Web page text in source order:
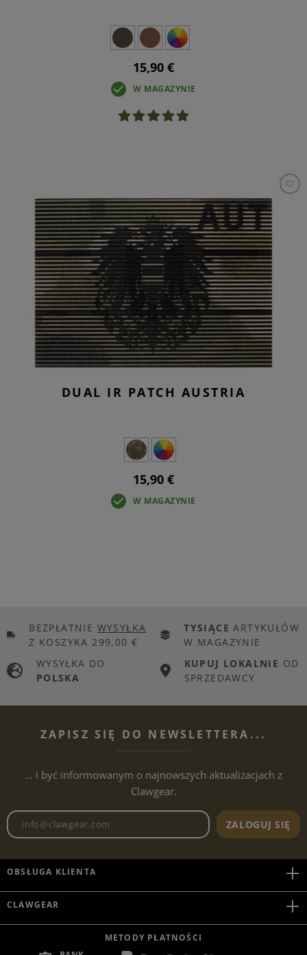
15,90 €
W MAGAZYNIE
DUAL IR PATCH AUSTRIA
15,90 €
W MAGAZYNIE
BEZPŁATNIE WYSYŁKA
Z KOSZYKA 299,00 €
TYSIĄCE ARTYKUŁÓW
W MAGAZYNIE
WYSYŁKA DO
POLSKA
KUPUJ LOKALNIE OD
SPRZEDAWCY
ZAPISZ SIĘ DO NEWSLETTERA...
... i być informowanym o najnowszych aktualizacjach z
Clawgear.
Adres e-mailowy biuletynu
ZALOGUJ SIĘ
OBSŁUGA KLIENTA
CLAWGEAR
METODY PŁATNOŚCI